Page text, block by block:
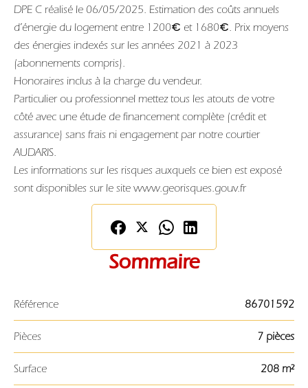
DPE C réalisé le 06/05/2025. Estimation des coûts annuels
d’énergie du logement entre 1200€ et 1680€. Prix moyens
des énergies indexés sur les années 2021 à 2023
(abonnements compris).
Honoraires inclus à la charge du vendeur.
Particulier ou professionnel mettez tous les atouts de votre
côté avec une étude de financement complète (crédit et
assurance) sans frais ni engagement par notre courtier
AUDARIS.
Les informations sur les risques auxquels ce bien est exposé
sont disponibles sur le site www.georisques.gouv.fr
Sommaire
Référence 86701592
Pièces 7 pièces
Surface 208 m²